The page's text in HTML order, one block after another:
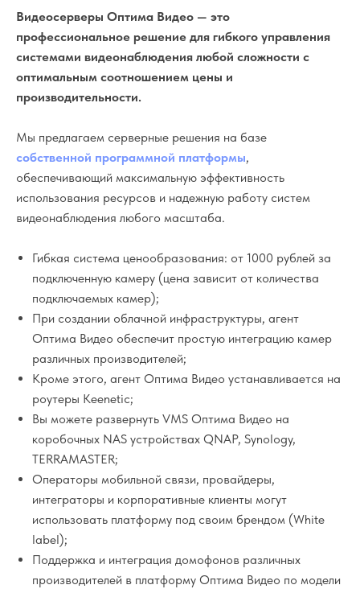
Видеосерверы Оптима Видео — это
профессиональное решение для гибкого управления
системами видеонаблюдения любой сложности с
оптимальным соотношением цены и
производительности.
Мы предлагаем серверные решения на базе
собственной программной платформы,
обеспечивающий максимальную эффективность
использования ресурсов и надежную работу систем
видеонаблюдения любого масштаба.
Гибкая система ценообразования: от 1000 рублей за
подключенную камеру (цена зависит от количества
подключаемых камер);
При создании облачной инфраструктуры, агент
Оптима Видео обеспечит простую интеграцию камер
различных производителей;
Кроме этого, агент Оптима Видео устанавливается на
роутеры Keenetic;
Вы можете развернуть VMS Оптима Видео на
коробочных NAS устройствах QNAP, Synology,
TERRAMASTER;
Операторы мобильной связи, провайдеры,
интеграторы и корпоративные клиенты могут
использовать платформу под своим брендом (White
label);
Поддержка и интеграция домофонов различных
производителей в платформу Оптима Видео по модели